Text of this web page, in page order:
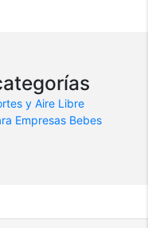
y Aire Libre
Empresas Bebes